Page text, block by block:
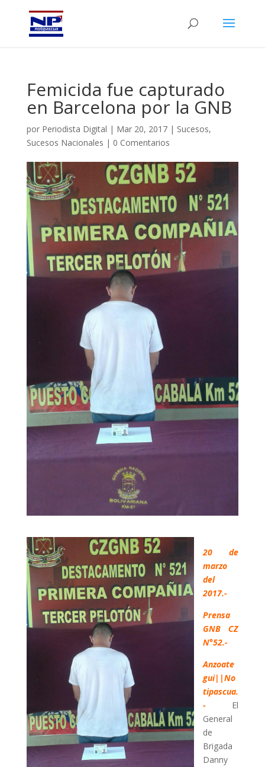
Femicida fue capturado
en Barcelona por la GNB
por Periodista Digital | Mar 20, 2017| Sucesos,
Sucesos Nacionales | 0 Comentarios
20 de
marzo
del
2017.-
Prensa
GNB CZ
N°52.-
Anzoate
gui||No
tipascua.
-El
General
de
Brigada
Danny